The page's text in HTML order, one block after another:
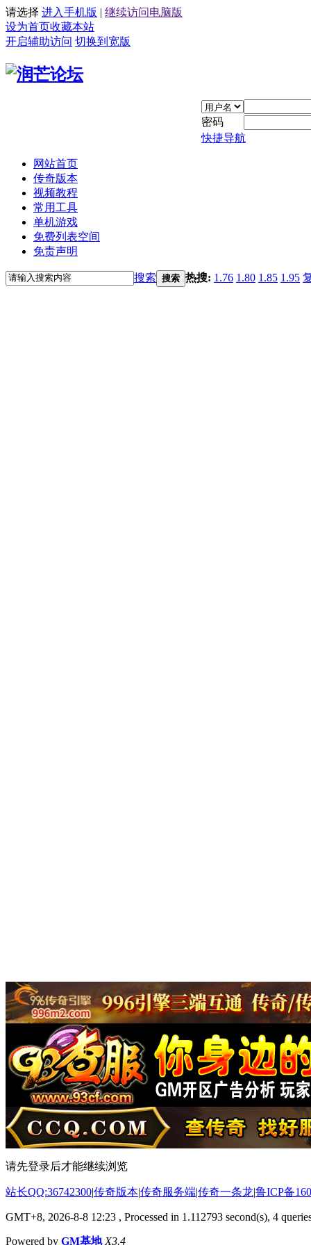
请选择 进入手机版 | 继续访问电脑版
设为首页收藏本站
开启辅助访问 切换到宽版
密码
快捷导航
网站首页
传奇版本
视频教程
常用工具
单机游戏
免费列表空间
免责声明
搜索 搜索 热搜: 1.76 1.80 1.85 1.95
请先登录后才能继续浏览
站长QQ:36742300|传奇版本|传奇服务端|传奇一条龙|鲁ICP备
GMT+8, 2026-8-8 12:23 , Processed in 1.112793 second(s), 4
Powered by GM基地 X3.4